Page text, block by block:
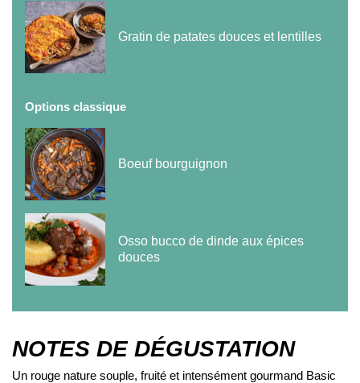
Gratin de patates douces et lentilles
Options classique
Boeuf bourguignon
Osso bucco de dinde aux épices
douces
NOTES DE DÉGUSTATION
Un rouge nature souple, fruité et intensément gourmand Basic